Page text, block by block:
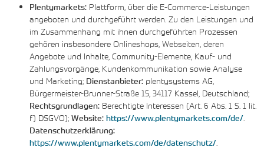
Plentymarkets: Plattform, über die E-Commerce-Leistungen
angeboten und durchgeführt werden. Zu den Leistungen und
im Zusammenhang mit ihnen durchgeführten Prozessen
gehören insbesondere Onlineshops, Webseiten, deren
Angebote und Inhalte, Community-Elemente, Kauf- und
Zahlungsvorgänge, Kundenkommunikation sowie Analyse
und Marketing; Dienstanbieter: plentysystems AG,
Bürgermeister-Brunner-Straße 15, 34117 Kassel, Deutschland;
Rechtsgrundlagen: Berechtigte Interessen (Art. 6 Abs. 1 S. 1 lit.
f) DSGVO); Website: https://www.plentymarkets.com/de/.
Datenschutzerklärung:
https://www.plentymarkets.com/de/datenschutz/.